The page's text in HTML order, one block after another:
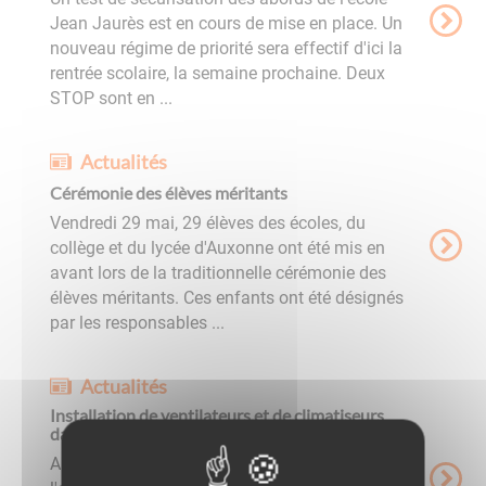
Jean Jaurès est en cours de mise en place. Un
nouveau régime de priorité sera effectif d'ici la
rentrée scolaire, la semaine prochaine. Deux
STOP sont en ...
Actualités
Cérémonie des élèves méritants
Vendredi 29 mai, 29 élèves des écoles, du
collège et du lycée d'Auxonne ont été mis en
avant lors de la traditionnelle cérémonie des
élèves méritants. Ces enfants ont été désignés
par les responsables ...
Actualités
Installation de ventilateurs et de climatiseurs
dans les écoles
Au mois de mai, le conseil municipal a voté